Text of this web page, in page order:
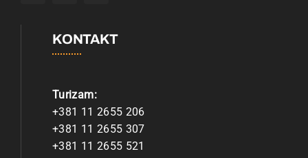
KONTAKT
Turizam:
+381 11 2655 206
+381 11 2655 307
+381 11 2655 521